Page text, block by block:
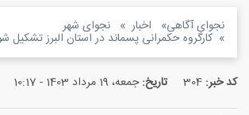
نجوای آگاهی اخبار نجوای شهر
کارگروه حکمرانی پسماند در استان البرز تشکیل
کد خبر: 304 تاریخ:جمعه، 19 مرداد 1403 - 10:17